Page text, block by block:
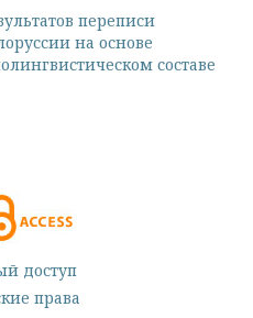
переписи
на основе
составе
доступ
права